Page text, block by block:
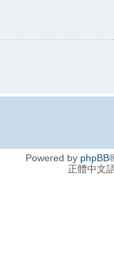
Powered by phpBB
正體中文